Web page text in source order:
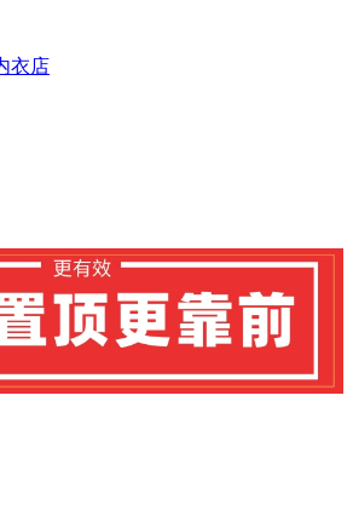
衣店